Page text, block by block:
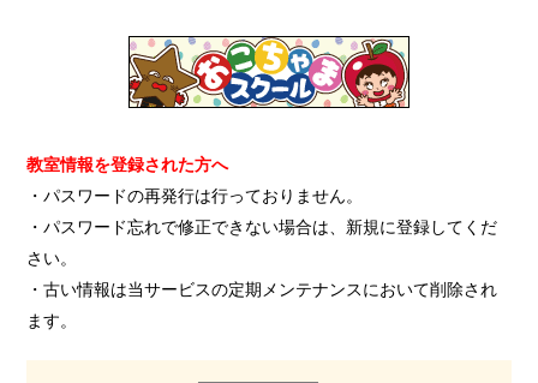
教室情報を登録された方へ
・パスワードの再発行は行っておりません。
・パスワード忘れで修正できない場合は、新規に登録してくだ
さい。
・古い情報は当サービスの定期メンテナンスにおいて削除され
ます。